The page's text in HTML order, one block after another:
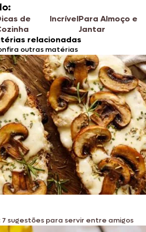
de
IncrívelPara Almoço e
Jantar
relacionadas
outras matérias
sugestões para servir entre amigos